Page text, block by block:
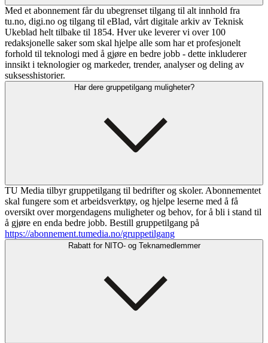
Med et abonnement får du ubegrenset tilgang til alt innhold fra
tu.no, digi.no og tilgang til eBlad, vårt digitale arkiv av Teknisk
Ukeblad helt tilbake til 1854. Hver uke leverer vi over 100
redaksjonelle saker som skal hjelpe alle som har et profesjonelt
forhold til teknologi med å gjøre en bedre jobb - dette inkluderer
innsikt i teknologier og markeder, trender, analyser og deling av
suksesshistorier.
Har dere gruppetilgang muligheter?
TU Media tilbyr gruppetilgang til bedrifter og skoler. Abonnementet
skal fungere som et arbeidsverktøy, og hjelpe leserne med å få
oversikt over morgendagens muligheter og behov, for å bli i stand til
å gjøre en enda bedre jobb. Bestill gruppetilgang på
https://abonnement.tumedia.no/gruppetilgang
Rabatt for NITO- og Teknamedlemmer